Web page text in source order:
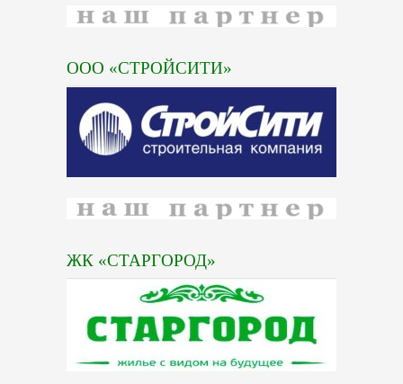
ООО «СТРОЙСИТИ»
ЖК «СТАРГОРОД»